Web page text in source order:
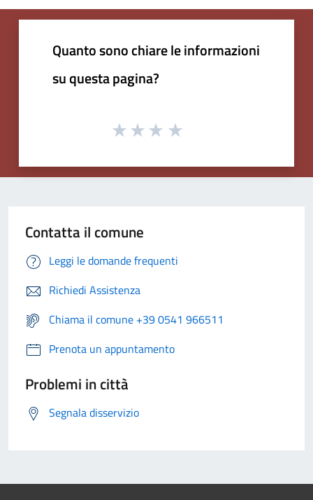
Quanto sono chiare le informazioni
su questa pagina?
Contatta il comune
Leggi le domande frequenti
Richiedi Assistenza
Chiama il comune +39 0541 966511
Prenota un appuntamento
Problemi in città
Segnala disservizio